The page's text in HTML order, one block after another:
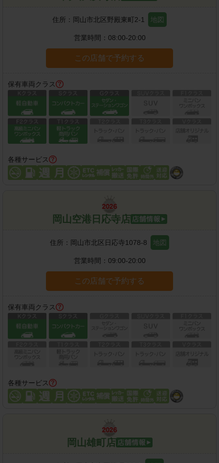
住所： 岡山市北区野殿東町2-1 地図
営業時間： 08:00-20:00
この店舗で予約する
保有車両クラス
各種サービス
岡山空港日応寺店
住所： 岡山市北区日応寺1078-8 地図
営業時間： 09:00-20:00
この店舗で予約する
保有車両クラス
各種サービス
岡山雄町店